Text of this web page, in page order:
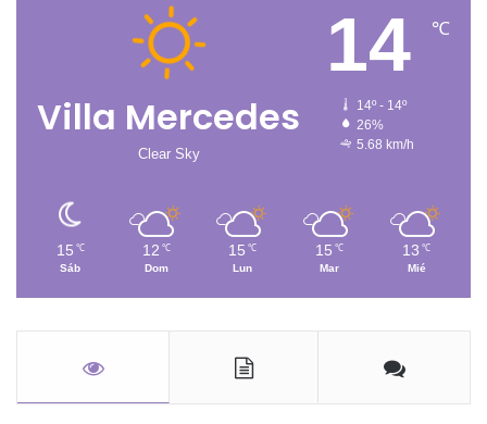
Villa Mercedes
Clear Sky
14 ℃
14º - 14º
26%
5.68 km/h
15 ℃
Sáb
12 ℃
Dom
15 ℃
Lun
15 ℃
Mar
13 ℃
Mié